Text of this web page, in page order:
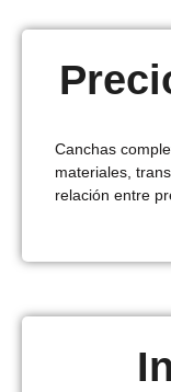
Canchas
materiales,
relación entre